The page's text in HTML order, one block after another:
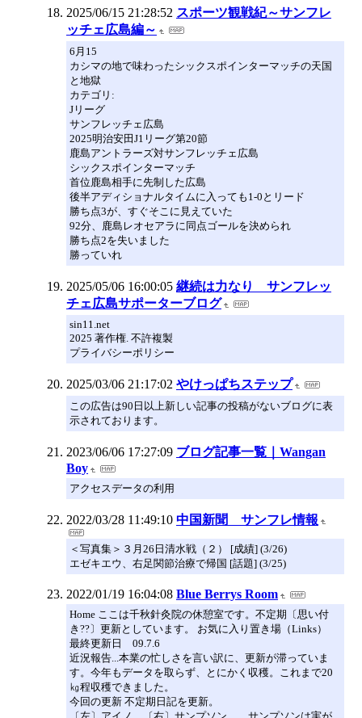
2025/06/15 21:28:52 スポーツ観戦紀～サンフレ
ッチェ広島編～
6月15
カシマの地で味わったシックスポインターマッチの天国
と地獄
カテゴリ:
Jリーグ
サンフレッチェ広島
2025明治安田J1リーグ第20節
鹿島アントラーズ対サンフレッチェ広島
シックスポインターマッチ
首位鹿島相手に先制した広島
後半アディショナルタイムに入っても1-0とリード
勝ち点3が、すぐそこに見えていた
92分、鹿島レオセアラに同点ゴールを決められ
勝ち点2を失いました
勝っていれ
2025/05/06 16:00:05 継続は力なり サンフレッ
チェ広島サポーターブログ
sin11.net
2025 著作権. 不許複製
プライバシーポリシー
2025/03/06 21:17:02 やけっぱちステップ
この広告は90日以上新しい記事の投稿がないブログに表
示されております。
2023/06/06 17:27:09 ブログ記事一覧｜Wangan
Boy
アクセスデータの利用
2022/03/28 11:49:10 中国新聞 サンフレ情報
＜写真集＞３月26日清水戦（２） [成績] (3/26)
エゼキエウ、右足関節治療で帰国 [話題] (3/25)
2022/01/19 16:04:08 Blue Berrys Room
Home ここは千秋針灸院の休憩室です。不定期〔思い付
き??〕更新としています。 お気に入り置き場（Links）
最終更新日 09.7.6
近況報告...本業の忙しさを言い訳に、更新が滞っていま
す。今年もデータを取らず、とにかく収穫。これまで20
㎏程収穫できました。
今回の更新 不定期日記を更新。